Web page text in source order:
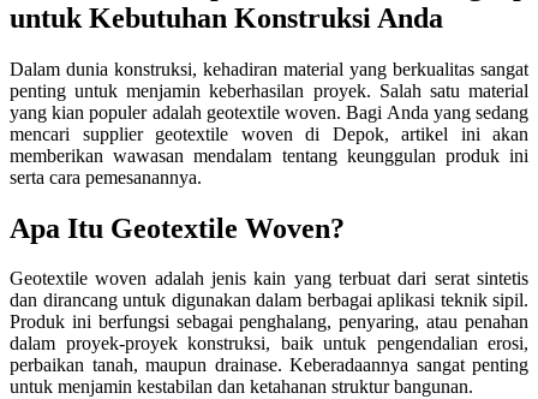
untuk Kebutuhan Konstruksi Anda
Dalam dunia konstruksi, kehadiran material yang berkualitas sangat
penting untuk menjamin keberhasilan proyek. Salah satu material
yang kian populer adalah geotextile woven. Bagi Anda yang sedang
mencari supplier geotextile woven di Depok, artikel ini akan
memberikan wawasan mendalam tentang keunggulan produk ini
serta cara pemesanannya.
Apa Itu Geotextile Woven?
Geotextile woven adalah jenis kain yang terbuat dari serat sintetis
dan dirancang untuk digunakan dalam berbagai aplikasi teknik sipil.
Produk ini berfungsi sebagai penghalang, penyaring, atau penahan
dalam proyek-proyek konstruksi, baik untuk pengendalian erosi,
perbaikan tanah, maupun drainase. Keberadaannya sangat penting
untuk menjamin kestabilan dan ketahanan struktur bangunan.